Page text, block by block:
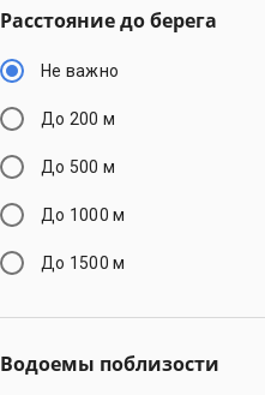
Расстояние до берега
Не важно
До 200 м
До 500 м
До 1000 м
До 1500 м
Водоемы поблизости